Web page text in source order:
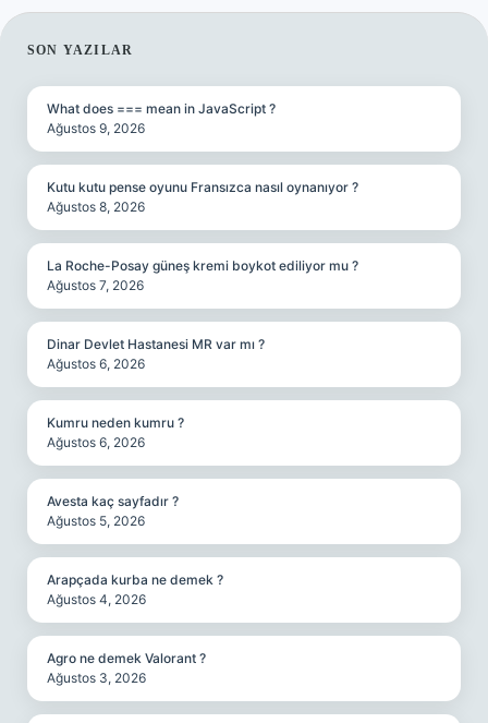
SIDEBAR
SON YAZILAR
What does === mean in JavaScript ?
Ağustos 9, 2026
Kutu kutu pense oyunu Fransızca nasıl oynanıyor ?
Ağustos 8, 2026
La Roche-Posay güneş kremi boykot ediliyor mu ?
Ağustos 7, 2026
Dinar Devlet Hastanesi MR var mı ?
Ağustos 6, 2026
Kumru neden kumru ?
Ağustos 6, 2026
Avesta kaç sayfadır ?
Ağustos 5, 2026
Arapçada kurba ne demek ?
Ağustos 4, 2026
Agro ne demek Valorant ?
Ağustos 3, 2026